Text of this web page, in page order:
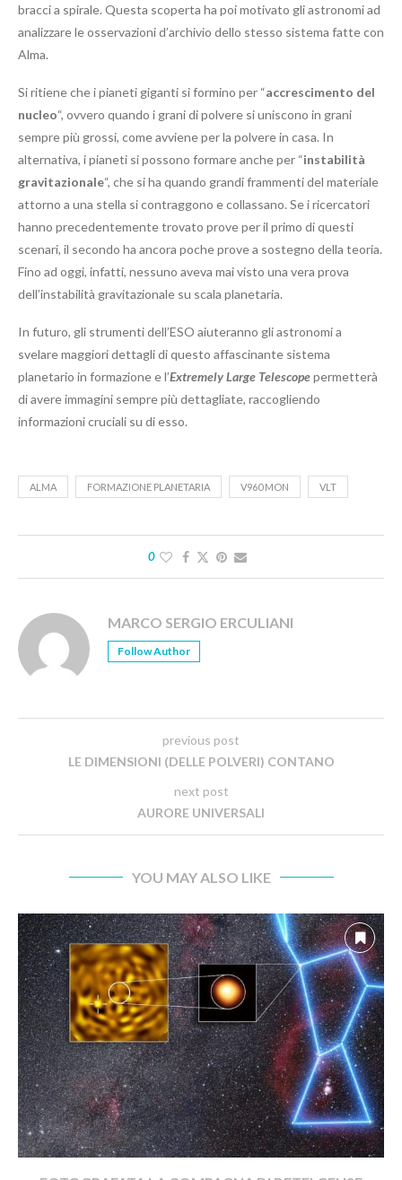
bracci a spirale. Questa scoperta ha poi motivato gli astronomi ad
analizzare le osservazioni d’archivio dello stesso sistema fatte con
Alma.
Si ritiene che i pianeti giganti si formino per “accrescimento del
nucleo“, ovvero quando i grani di polvere si uniscono in grani
sempre più grossi, come avviene per la polvere in casa. In
alternativa, i pianeti si possono formare anche per “instabilità
gravitazionale“, che si ha quando grandi frammenti del materiale
attorno a una stella si contraggono e collassano. Se i ricercatori
hanno precedentemente trovato prove per il primo di questi
scenari, il secondo ha ancora poche prove a sostegno della teoria.
Fino ad oggi, infatti, nessuno aveva mai visto una vera prova
dell’instabilità gravitazionale su scala planetaria.
In futuro, gli strumenti dell’ESO aiuteranno gli astronomi a
svelare maggiori dettagli di questo affascinante sistema
planetario in formazione e l’Extremely Large Telescopepermetterà
di avere immagini sempre più dettagliate, raccogliendo
informazioni cruciali su di esso.
ALMA FORMAZIONE PLANETARIA V960 MON VLT
0
MARCO SERGIO ERCULIANI
Follow Author
previous post
LE DIMENSIONI (DELLE POLVERI) CONTANO
next post
AURORE UNIVERSALI
YOU MAY ALSO LIKE